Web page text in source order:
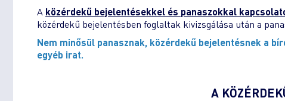
A közérdekű bejelentésekkel és panaszokkal
közérdekű bejelentésben foglaltak kivizsgálása után a
Nem minősül panasznak, közérdekű bejelentésnek a
egyéb irat.
A